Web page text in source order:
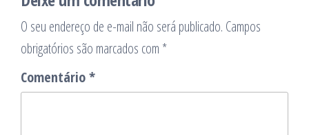
O seu endereço de e-mail não será publicado. Campos
obrigatórios são marcados com *
Comentário*